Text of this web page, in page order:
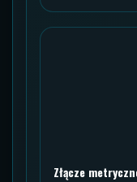
Złącze